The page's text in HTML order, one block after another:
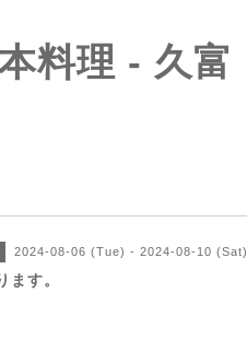
料理 - 久富
2024-08-06 (Tue) - 2024-08-10 (Sat)
ます。